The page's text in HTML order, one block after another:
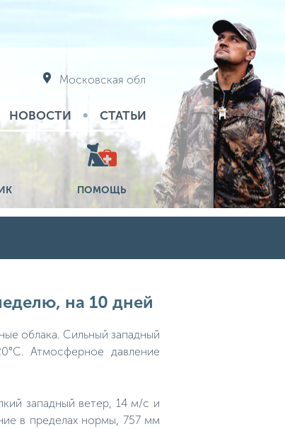
Московская обл
НОВОСТИ СТАТЬИ
ПОМОЩЬ
на 10 дней
облака. Сильный западный
Атмосферное давление
западный ветер, 14 м/с и
в пределах нормы, 757 мм